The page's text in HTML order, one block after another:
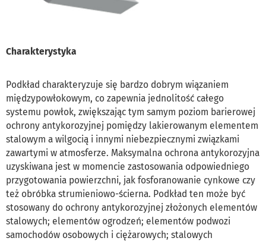
Charakterystyka
Podkład charakteryzuje się bardzo dobrym wiązaniem
międzypowłokowym, co zapewnia jednolitość całego
systemu powłok, zwiększając tym samym poziom barierowej
ochrony antykorozyjnej pomiędzy lakierowanym elementem
stalowym a wilgocią i innymi niebezpiecznymi związkami
zawartymi w atmosferze. Maksymalna ochrona antykorozyjna
uzyskiwana jest w momencie zastosowania odpowiedniego
przygotowania powierzchni, jak fosforanowanie cynkowe czy
też obróbka strumieniowo-ścierna. Podkład ten może być
stosowany do ochrony antykorozyjnej złożonych elementów
stalowych; elementów ogrodzeń; elementów podwozi
samochodów osobowych i ciężarowych; stalowych